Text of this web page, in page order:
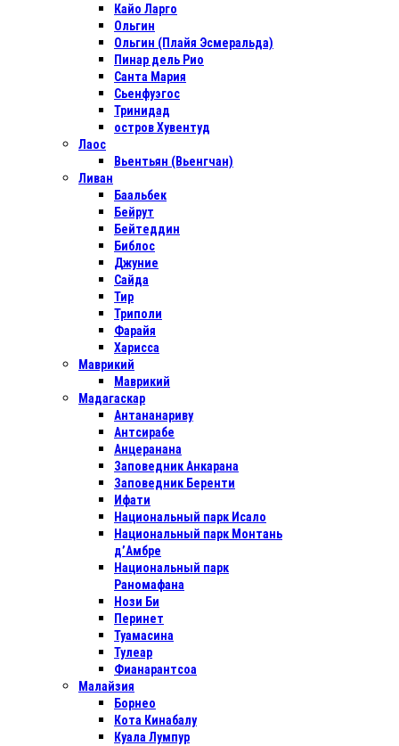
Кайо Ларго
Ольгин
Ольгин (Плайя Эсмеральда)
Пинар дель Рио
Санта Мария
Сьенфуэгос
Тринидад
остров Хувентуд
Лаос
Вьентьян (Вьенгчан)
Ливан
Баальбек
Бейрут
Бейтеддин
Библос
Джуние
Сайда
Тир
Триполи
Фарайя
Харисса
Маврикий
Маврикий
Мадагаскар
Антананариву
Антсирабе
Анцеранана
Заповедник Анкарана
Заповедник Беренти
Ифати
Национальный парк Исало
Национальный парк Монтань
д’Амбре
Национальный парк
Раномафана
Нози Би
Перинет
Туамасина
Тулеар
Фианарантсоа
Малайзия
Борнео
Кота Кинабалу
Куала Лумпур